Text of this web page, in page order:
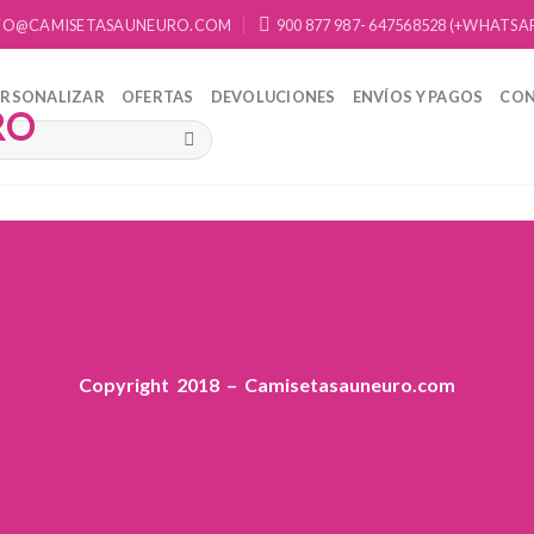
900 877 987- 647568528
OFERTAS DEVOLUCIONES ENVÍOS Y PAGOS
Copyright 2018 – Camisetasauneuro.com